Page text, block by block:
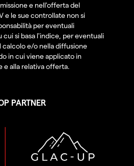
e nell'offerta del
e le sue controllate non si
per eventuali
cui si basa l'indice, per eventuali
calcolo e/o nella diffusione
in cui viene applicato in
e alla relativa offerta.
PARTNER